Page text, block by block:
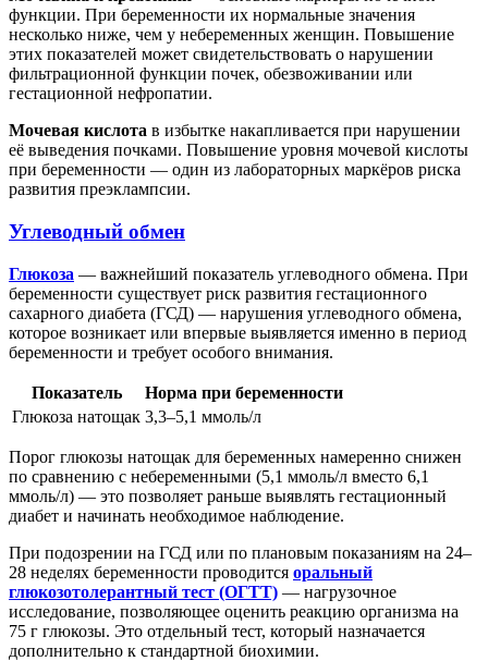
функции. При беременности их нормальные значения
несколько ниже, чем у небеременных женщин. Повышение
этих показателей может свидетельствовать о нарушении
фильтрационной функции почек, обезвоживании или
гестационной нефропатии.
Мочевая кислота в избытке накапливается при нарушении
её выведения почками. Повышение уровня мочевой кислоты
при беременности — один из лабораторных маркёров риска
развития преэклампсии.
Углеводный обмен
Глюкоза — важнейший показатель углеводного обмена. При
беременности существует риск развития гестационного
сахарного диабета (ГСД) — нарушения углеводного обмена,
которое возникает или впервые выявляется именно в период
беременности и требует особого внимания.
Показатель
Норма при беременности
Глюкоза натощак 3,3–5,1 ммоль/л
Порог глюкозы натощак для беременных намеренно снижен
по сравнению с небеременными (5,1 ммоль/л вместо 6,1
ммоль/л) — это позволяет раньше выявлять гестационный
диабет и начинать необходимое наблюдение.
При подозрении на ГСД или по плановым показаниям на 24–
28 неделях беременности проводится оральный
глюкозотолерантный тест (ОГТТ) — нагрузочное
исследование, позволяющее оценить реакцию организма на
75 г глюкозы. Это отдельный тест, который назначается
дополнительно к стандартной биохимии.